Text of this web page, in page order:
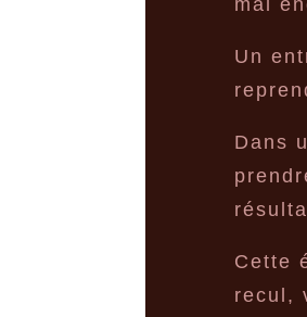
mal
Un
Dans
Cette
recul,